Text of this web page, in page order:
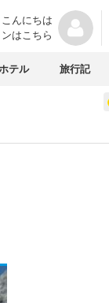
こんにちは
はこちら
テル 旅行記